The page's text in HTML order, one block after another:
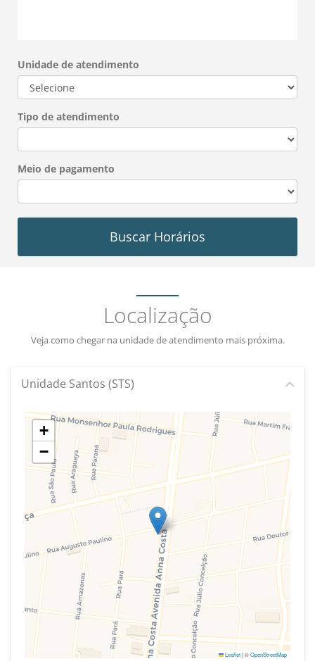
Unidade de atendimento
Tipo de atendimento
Meio de pagamento
Buscar Horários
Localização
Veja como chegar na unidade de atendimento mais próxima.
Unidade Santos (STS)
+
−
Leaflet|©OpenStreetMap